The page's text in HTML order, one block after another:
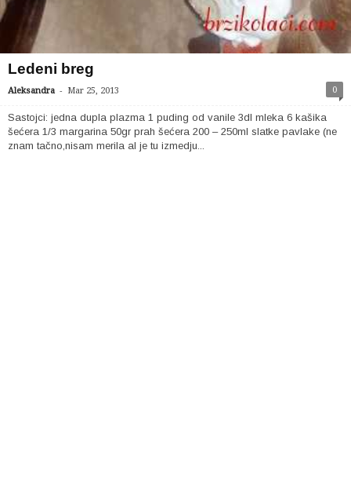
Ledeni breg
Aleksandra - Mar 25, 2013 0
Sastojci: jedna dupla plazma 1 puding od vanile 3dl mleka 6 kašika
šećera 1/3 margarina 50gr prah šećera 200 – 250ml slatke pavlake (ne
znam tačno,nisam merila al je tu izmedju...